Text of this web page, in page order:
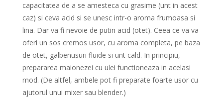
capacitatea de a se amesteca cu grasime (unt in acest
caz) si ceva acid si se unesc intr-o aroma frumoasa si
lina. Dar va fi nevoie de putin acid (otet). Ceea ce va va
oferi un sos cremos usor, cu aroma completa, pe baza
de otet, galbenusuri fluide si unt cald. In principiu,
prepararea maionezei cu ulei functioneaza in acelasi
mod. (De altfel, ambele pot fi preparate foarte usor cu
ajutorul unui mixer sau blender.)